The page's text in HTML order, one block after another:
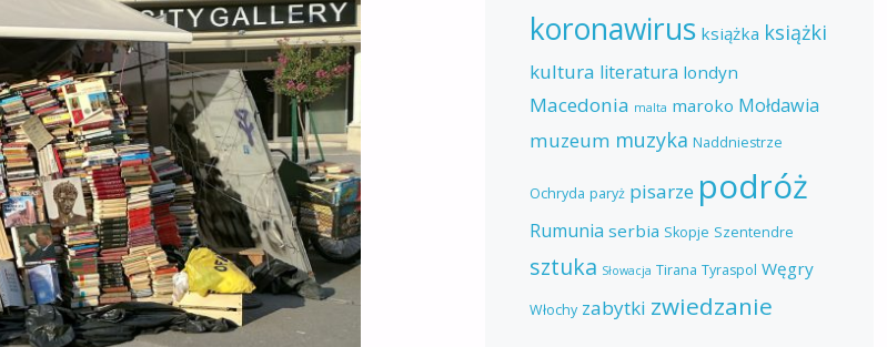
koronawirus książka książki
kultura literatura londyn
Macedonia malta maroko Mołdawia
muzeum muzyka Naddniestrze
Ochryda paryż pisarze podróż
Rumunia serbia Skopje Szentendre
sztuka Słowacja Tirana Tyraspol Węgry
Włochy zabytki zwiedzanie